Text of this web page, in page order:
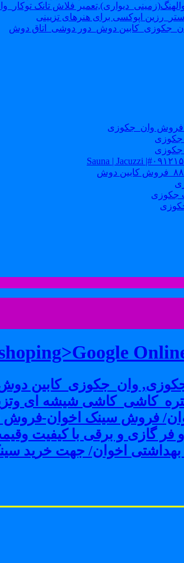
فلاش تانک
اپوکسی برای هنرهای تزیینی
دوش_دور دوشی_اتاق دوش
جکوزی
جکوزی
جکوزی
وان_جکوزی_کابین
شیشه ای
فروش سینک اخوان-فروش
فر گازی و برقی با کیفیت
بهداشتی اخوان/ جهت خرید